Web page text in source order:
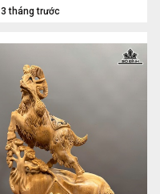
3 tháng trước